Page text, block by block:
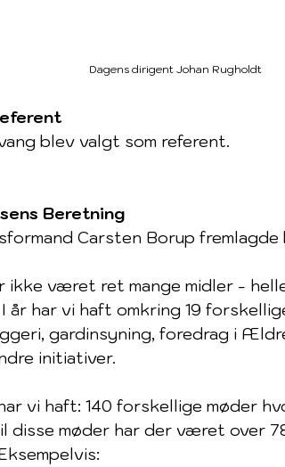
Dagens dirigent Johan Rugholdt
blev valgt som referent.
Beretning
Carsten Borup
ikke været ret mange midler -
år har vi haft omkring 19
gardinsyning, foredrag i
initiativer.
vi haft: 140 forskellige møder
disse møder har der været over